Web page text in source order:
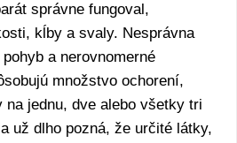
správne fungoval,
kĺby a svaly. Nesprávna
a nerovnomerné
množstvo ochorení,
jednu, dve alebo všetky tri
už dlho pozná, že určité látky,